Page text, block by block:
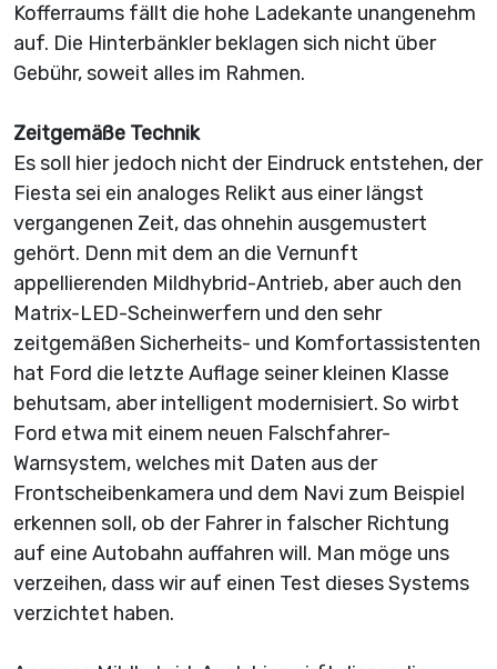
Kofferraums fällt die hohe Ladekante unangenehm
auf. Die Hinterbänkler beklagen sich nicht über
Gebühr, soweit alles im Rahmen.
Zeitgemäße Technik
Es soll hier jedoch nicht der Eindruck entstehen, der
Fiesta sei ein analoges Relikt aus einer längst
vergangenen Zeit, das ohnehin ausgemustert
gehört. Denn mit dem an die Vernunft
appellierenden Mildhybrid-Antrieb, aber auch den
Matrix-LED-Scheinwerfern und den sehr
zeitgemäßen Sicherheits- und Komfortassistenten
hat Ford die letzte Auflage seiner kleinen Klasse
behutsam, aber intelligent modernisiert. So wirbt
Ford etwa mit einem neuen Falschfahrer-
Warnsystem, welches mit Daten aus der
Frontscheibenkamera und dem Navi zum Beispiel
erkennen soll, ob der Fahrer in falscher Richtung
auf eine Autobahn auffahren will. Man möge uns
verzeihen, dass wir auf einen Test dieses Systems
verzichtet haben.